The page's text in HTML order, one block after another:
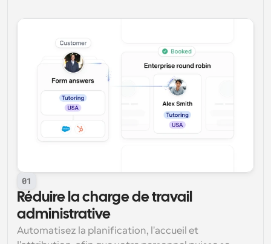
01
Réduire la charge de travail
administrative
Automatisez la planification, l'accueil et